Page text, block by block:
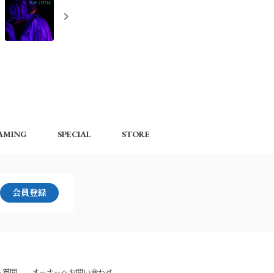
SPECIAL STORE
会員登録